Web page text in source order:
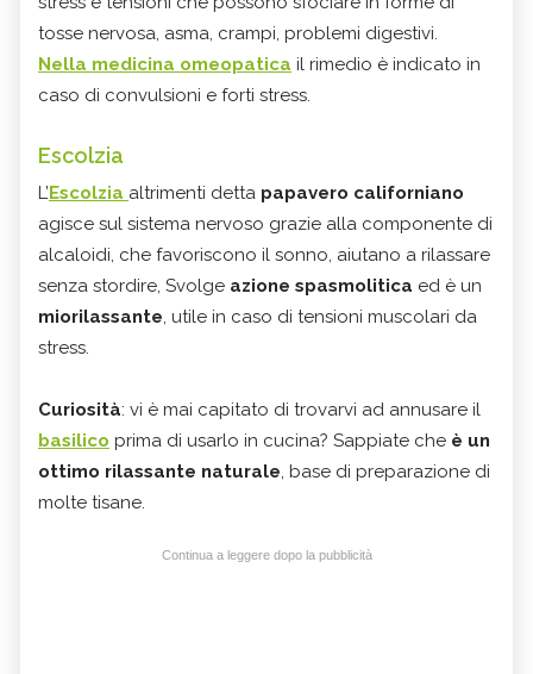
tosse nervosa, asma, crampi, problemi digestivi.
Nella medicina omeopatica il rimedio è indicato in
caso di convulsioni e forti stress.
Escolzia
L’Escolzia altrimenti detta papavero californiano
agisce sul sistema nervoso grazie alla componente di
alcaloidi, che favoriscono il sonno, aiutano a rilassare
senza stordire, Svolge azione spasmolitica ed è un
miorilassante, utile in caso di tensioni muscolari da
stress.
Curiosità: vi è mai capitato di trovarvi ad annusare il
basilico prima di usarlo in cucina? Sappiate che è un
ottimo rilassante naturale, base di preparazione di
molte tisane.
Continua a leggere dopo la pubblicità